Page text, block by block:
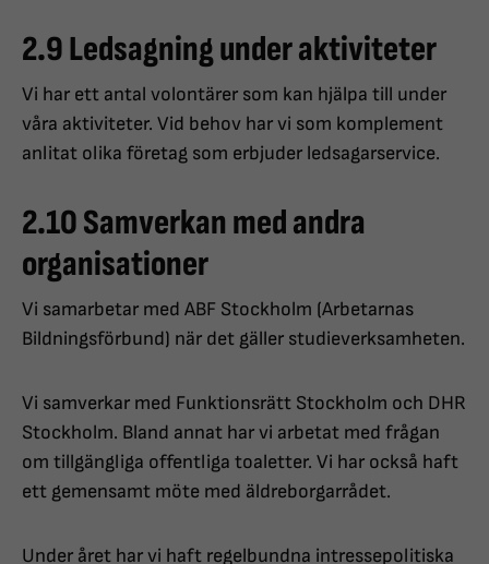
2.9 Ledsagning under aktiviteter
Vi har ett antal volontärer som kan hjälpa till under
våra aktiviteter. Vid behov har vi som komplement
anlitat olika företag som erbjuder ledsagarservice.
2.10 Samverkan med andra
organisationer
Vi samarbetar med ABF Stockholm (Arbetarnas
Bildningsförbund) när det gäller studieverksamheten.
Vi samverkar med Funktionsrätt Stockholm och DHR
Stockholm. Bland annat har vi arbetat med frågan
om tillgängliga offentliga toaletter. Vi har också haft
ett gemensamt möte med äldreborgarrådet.
Under året har vi haft regelbundna intressepolitiska